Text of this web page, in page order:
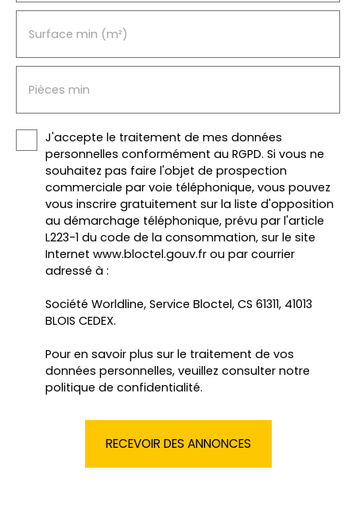
Surface min (m²)
Pièces min
J'accepte le traitement de mes données
personnelles conformément au RGPD. Si vous ne
souhaitez pas faire l'objet de prospection
commerciale par voie téléphonique, vous pouvez
vous inscrire gratuitement sur la liste d'opposition
au démarchage téléphonique, prévu par l'article
L223-1 du code de la consommation, sur le site
Internet www.bloctel.gouv.fr ou par courrier
adressé à :
Société Worldline, Service Bloctel, CS 61311, 41013
BLOIS CEDEX.
Pour en savoir plus sur le traitement de vos
données personnelles, veuillez consulter notre
politique de confidentialité.
RECEVOIR DES ANNONCES